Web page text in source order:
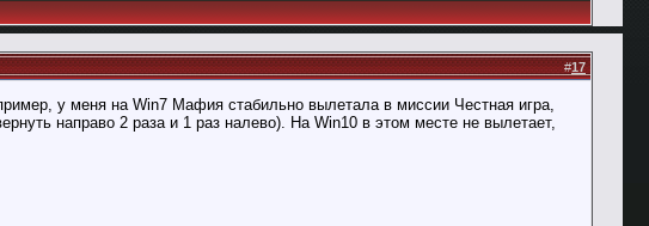
#17
у меня на Win7 Мафия стабильно вылетала в миссии Честная игра,
направо 2 раза и 1 раз налево). На Win10 в этом месте не вылетает,